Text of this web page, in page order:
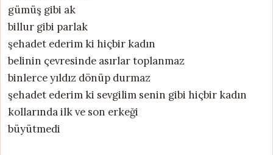
gümüş gibi ak
billur gibi parlak
şehadet ederim ki hiçbir kadın
belinin çevresinde asırlar toplanmaz
binlerce yıldız dönüp durmaz
şehadet ederim ki sevgilim senin gibi hiçbir kadın
kollarında ilk ve son erkeği
büyütmedi